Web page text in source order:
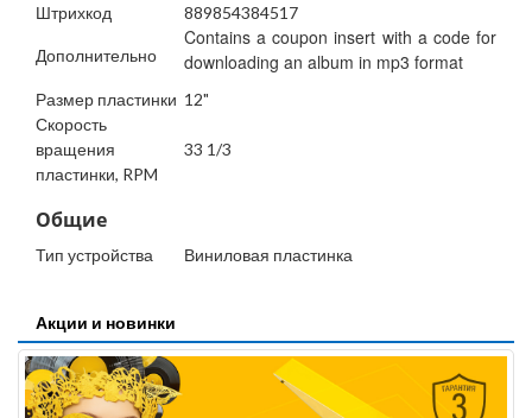
Штрихкод
889854384517
Дополнительно
Contains a coupon insert with a code for
downloading an album in mp3 format
Размер пластинки 12"
Скорость
вращения
пластинки, RPM
33 1/3
Общие
Тип устройства Виниловая пластинка
Акции и новинки